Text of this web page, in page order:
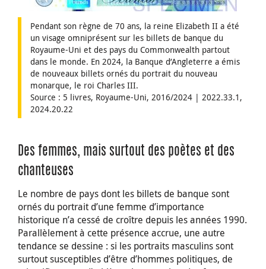
Pendant son règne de 70 ans, la reine Elizabeth II a été
un visage omniprésent sur les billets de banque du
Royaume-Uni et des pays du Commonwealth partout
dans le monde. En 2024, la Banque d’Angleterre a émis
de nouveaux billets ornés du portrait du nouveau
monarque, le roi Charles III.
Source : 5 livres, Royaume-Uni, 2016/2024 | 2022.33.1,
2024.20.22
Des femmes, mais surtout des poètes et des
chanteuses
Le nombre de pays dont les billets de banque sont
ornés du portrait d’une femme d’importance
historique n’a cessé de croître depuis les années 1990.
Parallèlement à cette présence accrue, une autre
tendance se dessine : si les portraits masculins sont
surtout susceptibles d’être d’hommes politiques, de